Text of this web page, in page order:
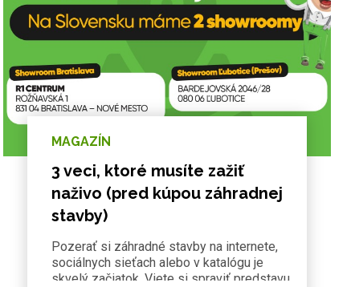
MAGAZÍN
3 veci, ktoré musíte zažiť
naživo (pred kúpou záhradnej
stavby)
Pozerať si záhradné stavby na internete,
sociálnych sieťach alebo v katalógu je
skvelý začiatok. Viete si spraviť predstavu,